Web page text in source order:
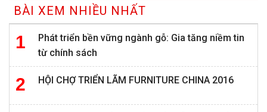
BÀI XEM NHIỀU NHẤT
Phát triển bền vững ngành gỗ: Gia tăng niềm tin
từ chính sách
HỘI CHỢ TRIỂN LÃM FURNITURE CHINA 2016